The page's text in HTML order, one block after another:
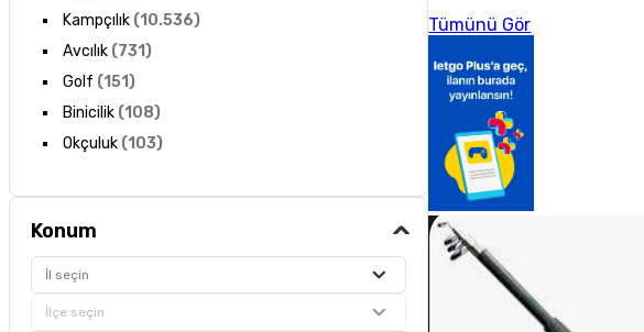
Kampçılık(10.536)
Avcılık(731)
Golf (151)
Binicilik(108)
Okçuluk(103)
Konum
İl seçin
İlçe seçin
Tümünü Gör